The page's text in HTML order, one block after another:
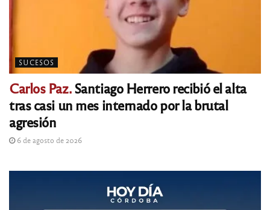
SUCESOS
Carlos Paz.Santiago Herrero recibió el alta
tras casi un mes internado por la brutal
agresión
6 de agosto de 2026